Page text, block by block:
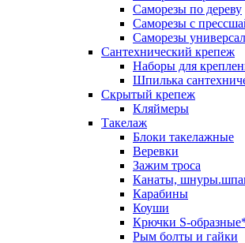
Саморезы по дереву
Саморезы с
Саморезы
Сантехнический крепеж
Наборы для
Шпилька
Скрытый крепеж
Кляймеры
Такелаж
Блоки такелажные
Веревки
Зажим троса
Канаты,
Карабины
Коуши
Крючки S-
Рым болты и гайки